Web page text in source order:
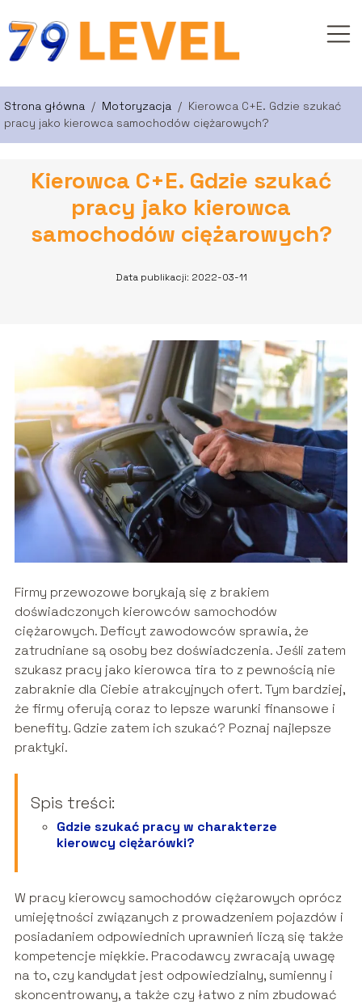
Strona główna / Motoryzacja / Kierowca C+E. Gdzie szukać
pracy jako kierowca samochodów ciężarowych?
Kierowca C+E. Gdzie szukać
pracy jako kierowca
samochodów ciężarowych?
Data publikacji: 2022-03-11
Firmy przewozowe borykają się z brakiem
doświadczonych kierowców samochodów
ciężarowych. Deficyt zawodowców sprawia, że
zatrudniane są osoby bez doświadczenia. Jeśli zatem
szukasz pracy jako kierowca tira to z pewnością nie
zabraknie dla Ciebie atrakcyjnych ofert. Tym bardziej,
że firmy oferują coraz to lepsze warunki finansowe i
benefity. Gdzie zatem ich szukać? Poznaj najlepsze
praktyki.
Spis treści:
Gdzie szukać pracy w charakterze
kierowcy ciężarówki?
W pracy kierowcy samochodów ciężarowych oprócz
umiejętności związanych z prowadzeniem pojazdów i
posiadaniem odpowiednich uprawnień liczą się także
kompetencje miękkie. Pracodawcy zwracają uwagę
na to, czy kandydat jest odpowiedzialny, sumienny i
skoncentrowany, a także czy łatwo z nim zbudować